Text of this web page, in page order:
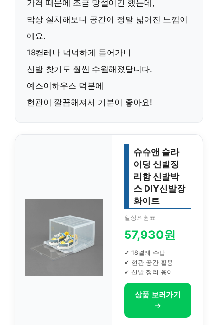
가격 때문에 조금 망설이긴 했는데,
막상 설치해보니 공간이 정말 넓어진 느낌이
에요.
18켤레나 넉넉하게 들어가니
신발 찾기도 훨씬 수월해졌답니다.
예스이하우스 덕분에
현관이 깔끔해져서 기분이 좋아요!
슈슈앤 슬라
이딩 신발정
리함 신발박
스 DIY신발장
화이트
일상의쉼표
57,930원
✔ 18켤레 수납
✔ 현관 공간 활용
✔ 신발 정리 용이
상품 보러가기
→